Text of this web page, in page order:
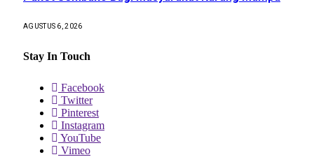
AGUSTUS 6, 2026
Stay In Touch
Facebook
Twitter
Pinterest
Instagram
YouTube
Vimeo